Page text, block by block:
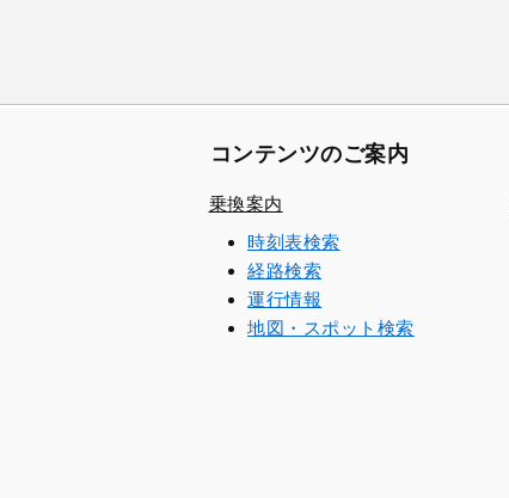
コンテンツのご案内
乗換案内
時刻表検索
経路検索
運行情報
地図・スポット検索